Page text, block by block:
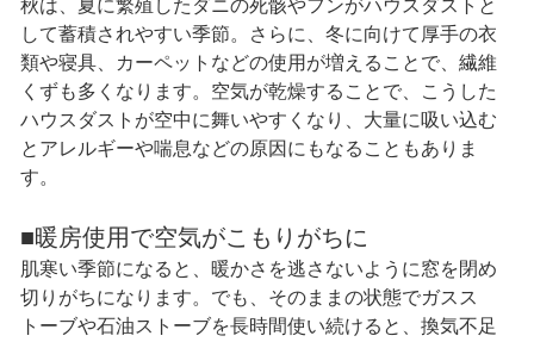
秋は、夏に繁殖したダニの死骸やフンがハウスダストと
して蓄積されやすい季節。さらに、冬に向けて厚手の衣
類や寝具、カーペットなどの使用が増えることで、繊維
くずも多くなります。空気が乾燥することで、こうした
ハウスダストが空中に舞いやすくなり、大量に吸い込む
とアレルギーや喘息などの原因にもなることもありま
す。
■暖房使用で空気がこもりがちに
肌寒い季節になると、暖かさを逃さないように窓を閉め
切りがちになります。でも、そのままの状態でガスス
トーブや石油ストーブを長時間使い続けると、換気不足